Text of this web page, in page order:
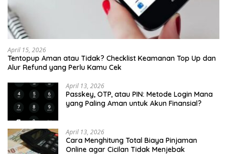
April 15, 2026
Tentopup Aman atau Tidak? Checklist Keamanan Top Up dan
Alur Refund yang Perlu Kamu Cek
April 13, 2026
Passkey, OTP, atau PIN: Metode Login Mana
yang Paling Aman untuk Akun Finansial?
April 13, 2026
Cara Menghitung Total Biaya Pinjaman
Online agar Cicilan Tidak Menjebak